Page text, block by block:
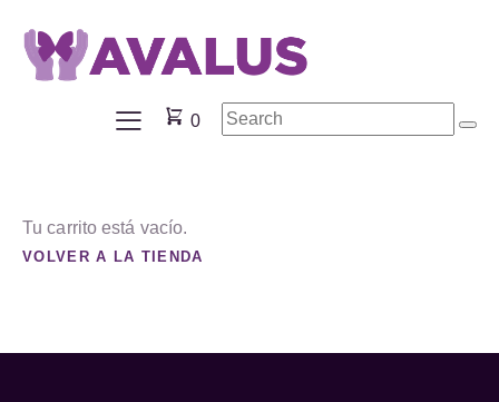
0
Tu carrito está vacío.
VOLVER A LA TIENDA